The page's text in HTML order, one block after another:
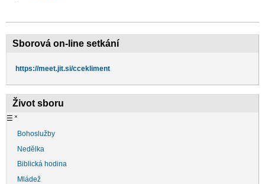
Sborová on-line setkání
https://meet.jit.si/ccekliment
Život sboru
☰ ˟
Bohoslužby
Nedělka
Biblická hodina
Mládež